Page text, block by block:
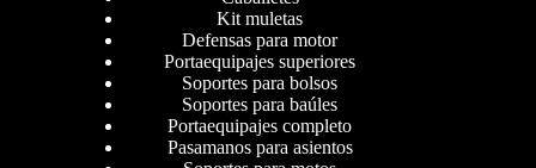
Kit muletas
Defensas para motor
Portaequipajes superiores
Soportes para bolsos
Soportes para baúles
Portaequipajes completo
Pasamanos para asientos